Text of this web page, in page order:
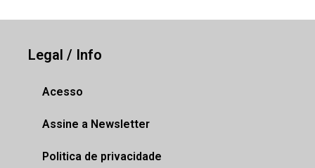
Legal / Info
Acesso
Assine a Newsletter
Politica de privacidade